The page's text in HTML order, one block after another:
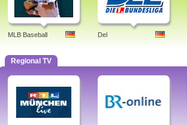
MLB Baseball Del
Regional TV